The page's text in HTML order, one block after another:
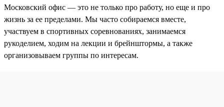
Московский офис — это не только про работу, но еще и про
жизнь за ее пределами. Мы часто собираемся вместе,
участвуем в спортивных соревнованиях, занимаемся
рукоделием, ходим на лекции и брейнштормы, а также
организовываем группы по интересам.